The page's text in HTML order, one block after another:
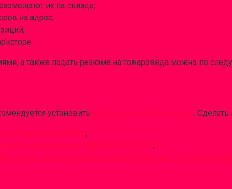
их на складе;
на адрес;
а также подать резюме на товароведа можно по
установить .
;
;